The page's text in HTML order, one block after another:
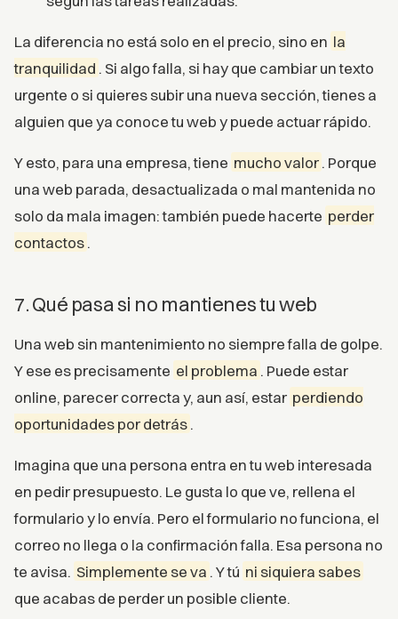
La diferencia no está solo en el precio, sino en la
tranquilidad . Si algo falla, si hay que cambiar un texto
urgente o si quieres subir una nueva sección, tienes a
alguien que ya conoce tu web y puede actuar rápido.
Y esto, para una empresa, tiene mucho valor. Porque
una web parada, desactualizada o mal mantenida no
solo da mala imagen: también puede hacerte perder
contactos.
7. Qué pasa si no mantienes tu web
Una web sin mantenimiento no siempre falla de golpe.
Y ese es precisamente el problema . Puede estar
online, parecer correcta y, aun así, estar perdiendo
oportunidades por detrás.
Imagina que una persona entra en tu web interesada
en pedir presupuesto. Le gusta lo que ve, rellena el
formulario y lo envía. Pero el formulario no funciona, el
correo no llega o la confirmación falla. Esa persona no
te avisa. Simplemente se va . Y tú ni siquiera sabes
que acabas de perder un posible cliente.